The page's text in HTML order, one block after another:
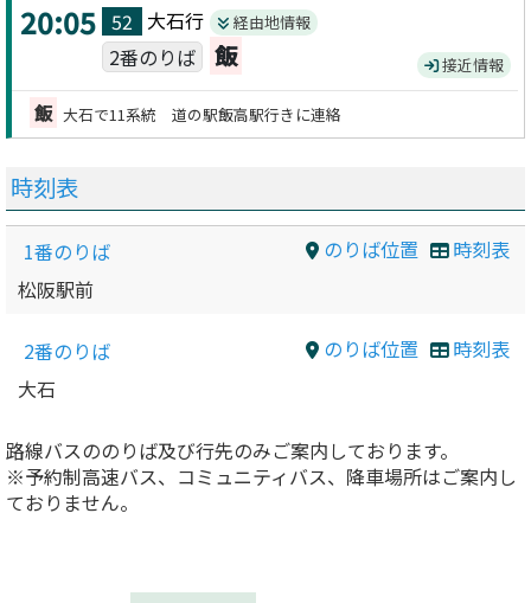
20:05 52 大石行 経由地情報
2番のりば 飯 接近情報
飯 大石で11系統 道の駅飯高駅行きに連絡
時刻表
のりば位置 時刻表
1番のりば
松阪駅前
のりば位置 時刻表
2番のりば
大石
路線バスののりば及び行先のみご案内しております。
※予約制高速バス、コミュニティバス、降車場所はご案内し
ておりません。